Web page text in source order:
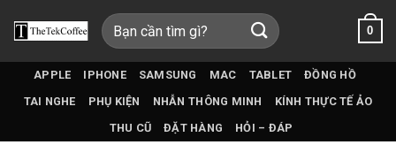
qua
Tìm
kiếm:
0
APPLE IPHONE SAMSUNG MAC TABLET
ĐỒNG HỒ
TAI NGHE
PHỤ KIỆN NHẪN THÔNG MINH
KÍNH THỰC TẾ ẢO
THU CŨ
ĐẶT HÀNG HỎI – ĐÁP